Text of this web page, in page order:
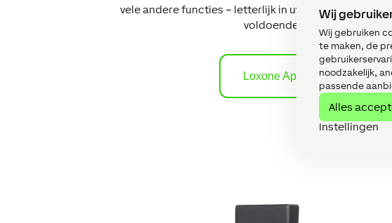
Wij
Wij gebruiken
te maken, de
noodzakelijk,
passende
Alles
Instellingen
vele andere functies – letterlijk in uw hand. Eén veeg
voldoende.
Loxone App